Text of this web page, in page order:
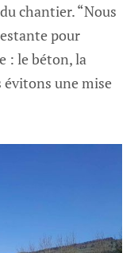
chantier. “Nous
pour
: le béton, la
une mise